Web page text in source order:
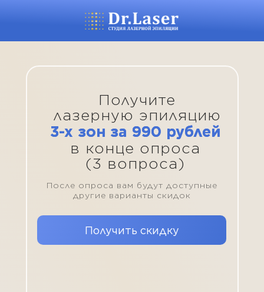
После опроса вам будут доступные
другие варианты скидок
Получить скидку
Получите
лазерную эпиляцию
3-х зон за 990 рублей
в конце опроса
(3 вопроса)